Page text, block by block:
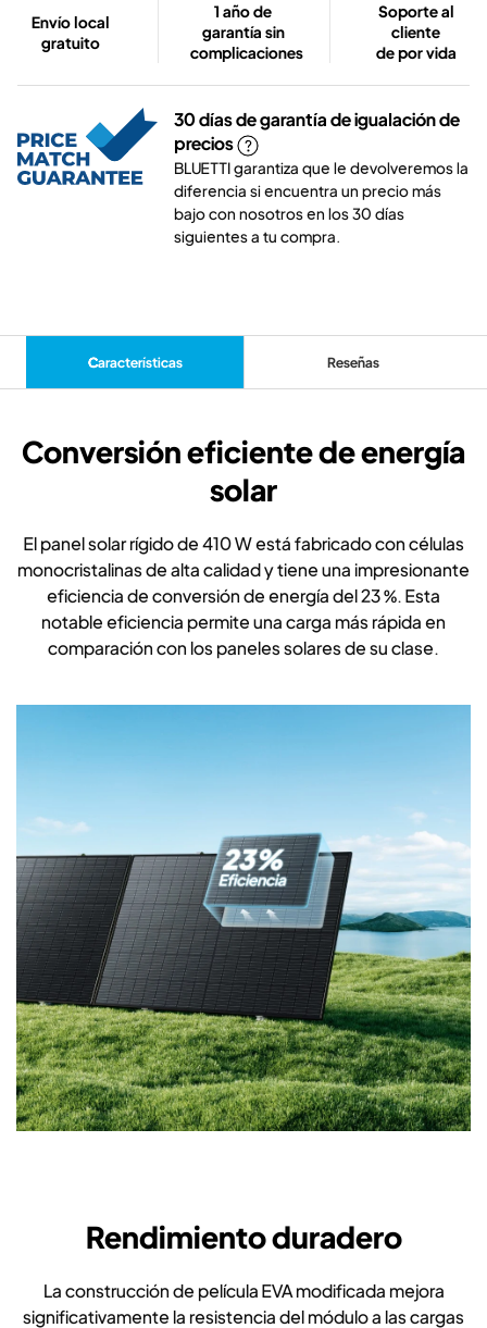
Envío local
gratuito
1 año de
garantía sin
complicaciones
Soporte al
cliente
de por vida
30 días de garantía de igualación de
precios
BLUETTI garantiza que le devolveremos la
diferencia si encuentra un precio más
bajo con nosotros en los 30 días
siguientes a tu compra.
Características Reseñas
Conversión eficiente de energía
solar
El panel solar rígido de 410 W está fabricado con células
monocristalinas de alta calidad y tiene una impresionante
eficiencia de conversión de energía del 23 %. Esta
notable eficiencia permite una carga más rápida en
comparación con los paneles solares de su clase.
Rendimiento duradero
La construcción de película EVA modificada mejora
significativamente la resistencia del módulo a las cargas